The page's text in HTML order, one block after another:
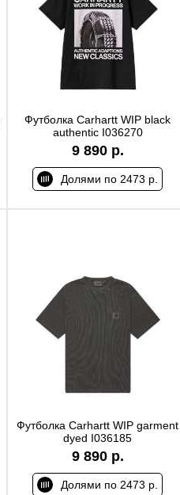
Футболка Carhartt WIP black
authentic I036270
9 890 р.
Долями по 2473 р.
Футболка Carhartt WIP garment
dyed I036185
9 890 р.
Долями по 2473 р.